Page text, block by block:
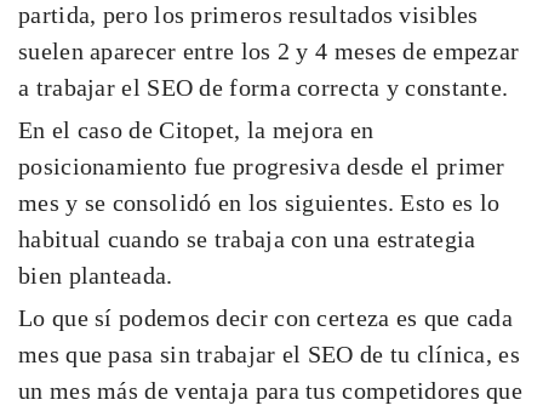
partida, pero los primeros resultados visibles
suelen aparecer entre los 2 y 4 meses de empezar
a trabajar el SEO de forma correcta y constante.
En el caso de Citopet, la mejora en
posicionamiento fue progresiva desde el primer
mes y se consolidó en los siguientes. Esto es lo
habitual cuando se trabaja con una estrategia
bien planteada.
Lo que sí podemos decir con certeza es que cada
mes que pasa sin trabajar el SEO de tu clínica, es
un mes más de ventaja para tus competidores que